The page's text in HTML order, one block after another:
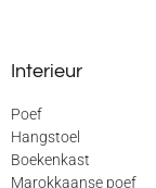
Interieur
Poef
Hangstoel
Boekenkast
Marokkaanse poef